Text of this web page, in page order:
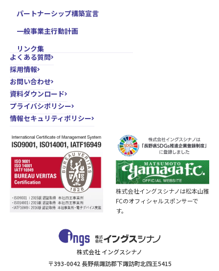
パートナーシップ構築宣言
一般事業主行動計画
リンク集
よくある質問
採用情報
お問い合わせ
資料ダウンロード
プライバシポリシー
情報セキュリティポリシー
株式会社イングスシナノは松本山雅
FCのオフィシャルスポンサーで
す。
株式会社 イングスシナノ
〒393-0042 長野県諏訪郡下諏訪町北四王5415